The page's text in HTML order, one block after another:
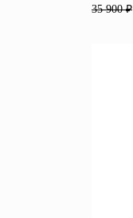
35 900 ₽